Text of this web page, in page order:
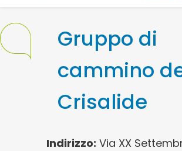
Gruppo di
cammino
Crisalide
Indirizzo: Via XX